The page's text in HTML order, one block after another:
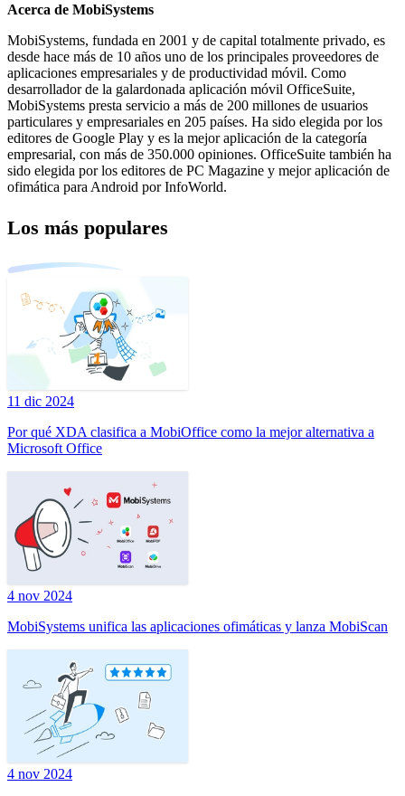
Acerca de MobiSystems
MobiSystems, fundada en 2001 y de capital totalmente privado, es
desde hace más de 10 años uno de los principales proveedores de
aplicaciones empresariales y de productividad móvil. Como
desarrollador de la galardonada aplicación móvil OfficeSuite,
MobiSystems presta servicio a más de 200 millones de usuarios
particulares y empresariales en 205 países. Ha sido elegida por los
editores de Google Play y es la mejor aplicación de la categoría
empresarial, con más de 350.000 opiniones. OfficeSuite también ha
sido elegida por los editores de PC Magazine y mejor aplicación de
ofimática para Android por InfoWorld.
Los más populares
11 dic 2024
Por qué XDA clasifica a MobiOffice como la mejor alternativa a
Microsoft Office
4 nov 2024
MobiSystems unifica las aplicaciones ofimáticas y lanza MobiScan
4 nov 2024